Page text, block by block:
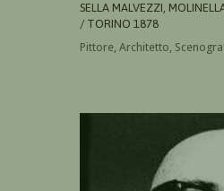
SELLA MALVEZZI,
/ TORINO 1878
Pittore, Architetto,